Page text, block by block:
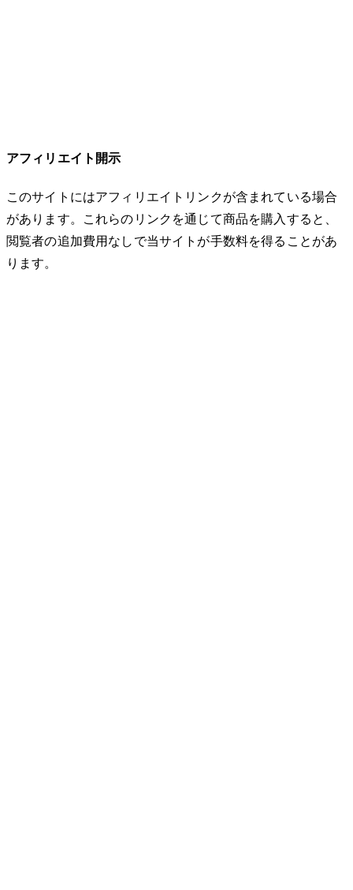
アフィリエイト開示
このサイトにはアフィリエイトリンクが含まれている場合
があります。これらのリンクを通じて商品を購入すると、
閲覧者の追加費用なしで当サイトが手数料を得ることがあ
ります。